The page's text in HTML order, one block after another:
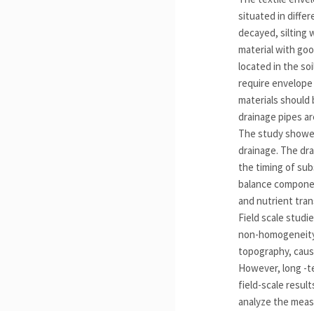
situated in
decayed, silting
material with
located in the
require
materials should
drainage pipes
The study
drainage. The
the timing of
balance
and nutrient
Field scale
non-
topography,
However, long -
field-scale
analyze the